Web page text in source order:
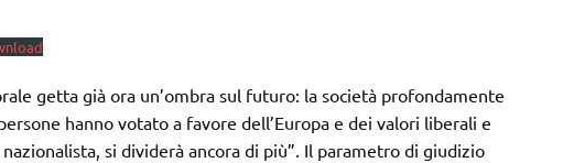
getta già ora un’ombra sul futuro: la società profondamente
hanno votato a favore dell’Europa e dei valori liberali e
si dividerà ancora di più”. Il parametro di giudizio